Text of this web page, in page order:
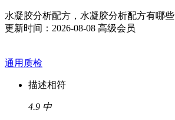
水凝胶分析配方，水凝胶分析配方有哪些
更新时间：2026-08-08 高级会员
通用质检
描述相符
4.9 中